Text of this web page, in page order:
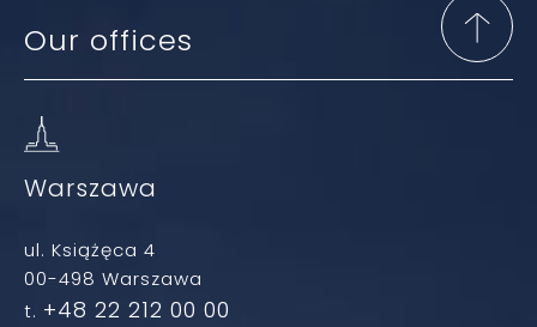
Our offices
Warszawa
ul. Książęca 4
00-498 Warszawa
t. +48 22 212 00 00